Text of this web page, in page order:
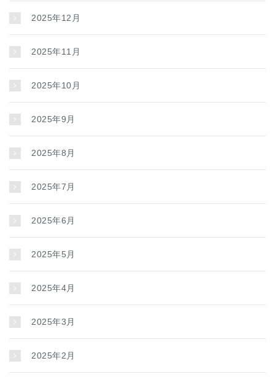
2025年12月
2025年11月
2025年10月
2025年9月
2025年8月
2025年7月
2025年6月
2025年5月
2025年4月
2025年3月
2025年2月